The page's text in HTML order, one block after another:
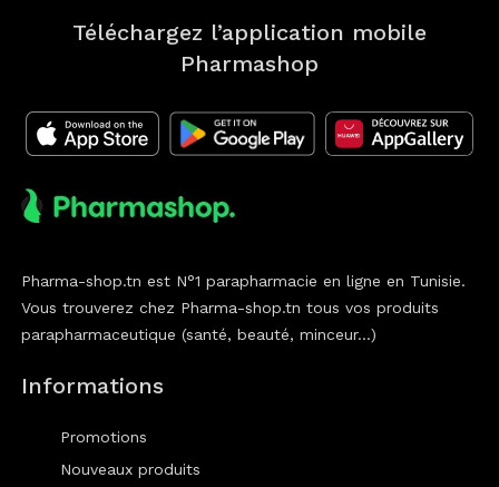
Téléchargez l’application mobile
Pharmashop
Pharma-shop.tn est N°1 parapharmacie en ligne en Tunisie.
Vous trouverez chez Pharma-shop.tn tous vos produits
parapharmaceutique (santé, beauté, minceur...)
Informations
Promotions
Nouveaux produits